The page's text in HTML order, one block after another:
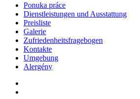
Ponuka práce
Dienstleistungen und Ausstattung
Preisliste
Galerie
Zufriedenheitsfragebogen
Kontakte
Umgebung
Alergény